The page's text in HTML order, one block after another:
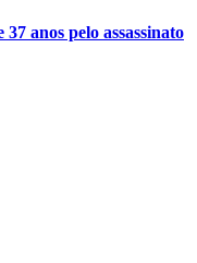
anos pelo assassinato